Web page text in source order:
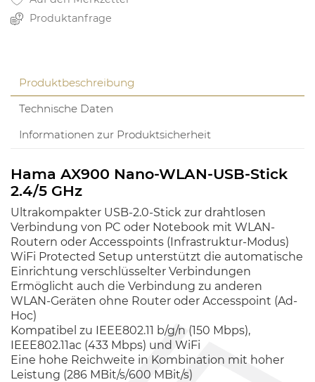
Produktanfrage
Produktbeschreibung
Technische Daten
Informationen zur Produktsicherheit
Hama AX900 Nano-WLAN-USB-Stick
2.4/5 GHz
Ultrakompakter USB-2.0-Stick zur drahtlosen
Verbindung von PC oder Notebook mit WLAN-
Routern oder Accesspoints (Infrastruktur-Modus)
WiFi Protected Setup unterstützt die automatische
Einrichtung verschlüsselter Verbindungen
Ermöglicht auch die Verbindung zu anderen
WLAN-Geräten ohne Router oder Accesspoint (Ad-
Hoc)
Kompatibel zu IEEE802.11 b/g/n (150 Mbps),
IEEE802.11ac (433 Mbps) und WiFi
Eine hohe Reichweite in Kombination mit hoher
Leistung (286 MBit/s/600 MBit/s)